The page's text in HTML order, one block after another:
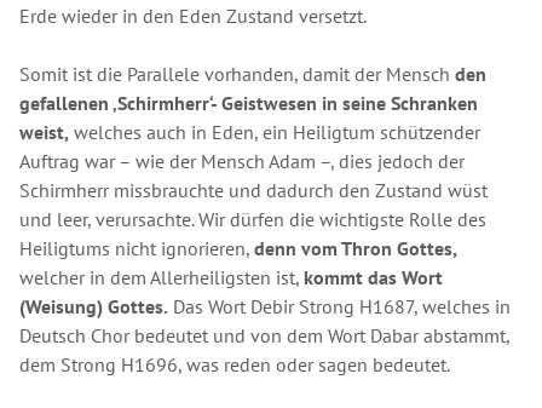
Erde wieder in den Eden Zustand versetzt.
Somit ist die Parallele vorhanden, damit der Mensch den
gefallenen ‚Schirmherr‘- Geistwesen in seine Schranken
weist, welches auch in Eden, ein Heiligtum schützender
Auftrag war – wie der Mensch Adam –, dies jedoch der
Schirmherr missbrauchte und dadurch den Zustand wüst
und leer, verursachte. Wir dürfen die wichtigste Rolle des
Heiligtums nicht ignorieren, denn vom Thron Gottes,
welcher in dem Allerheiligsten ist, kommt das Wort
(Weisung) Gottes. Das Wort Debir Strong H1687, welches in
Deutsch Chor bedeutet und von dem Wort Dabar abstammt,
dem Strong H1696, was reden oder sagen bedeutet.